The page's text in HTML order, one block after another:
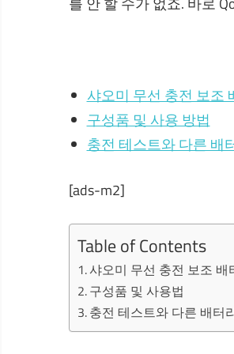
샤오미 무선 충전 보조
구성품 및 사용 방법
충전 테스트와 다른 배
[ads-m2]
Table of Contents
샤오미 무선 충전 보조
구성품 및 사용법
충전 테스트와 다른 배터